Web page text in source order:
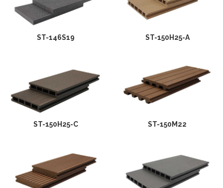
ST-146S19 ST-150H25-A
ST-150H25-C ST-150M22